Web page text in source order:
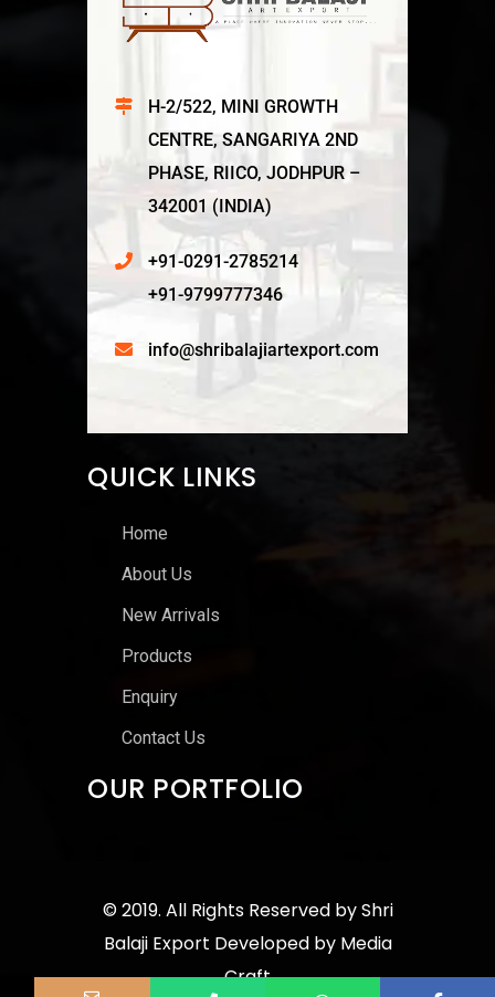
H-2/522, MINI GROWTH
CENTRE, SANGARIYA 2ND
PHASE, RIICO, JODHPUR –
342001 (INDIA)
+91-0291-2785214
+91-9799777346
info@shribalajiartexport.com
QUICK LINKS
Home
About Us
New Arrivals
Products
Enquiry
Contact Us
OUR PORTFOLIO
© 2019. All Rights Reserved byShri
Balaji Export Developed by Media
Craft